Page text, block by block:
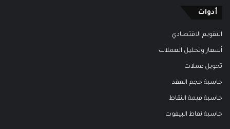
أدوات
التقويم الاقتصادي
أسعار وتحليل العملات
تحويل عملات
حاسبة حجم العقد
حاسبة قيمة النقاط
حاسبة نقاط البيفوت